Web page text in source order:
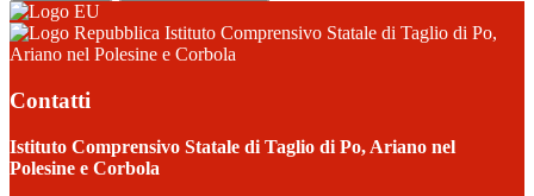
Istituto Comprensivo Statale di Taglio di Po,
Ariano nel Polesine e Corbola
Contatti
Istituto Comprensivo Statale di Taglio di Po, Ariano nel
Polesine e Corbola